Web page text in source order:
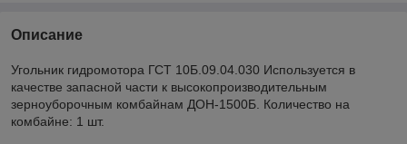
Описание
Угольник гидромотора ГСТ 10Б.09.04.030 Используется в
качестве запасной части к высокопроизводительным
зерноуборочным комбайнам ДОН-1500Б. Количество на
комбайне: 1 шт.